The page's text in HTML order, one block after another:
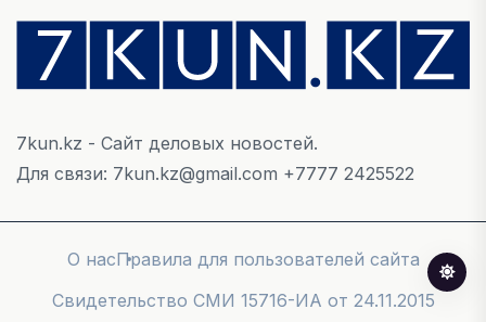
На что Казахстан потратил больше всего в
нежилом строительстве
06 ТАМЫЗ, 2026
МНЕНИЕ ЭКСПЕРТОВ
менять условия по депозитам.
05 ТАМЫЗ, 2026
7kun.kz - Сайт деловых новостей.
Для связи: 7kun.kz@gmail.com +7777 2425522
О насПравила для пользователей сайта
Cвидетельство СМИ 15716-ИА от 24.11.2015